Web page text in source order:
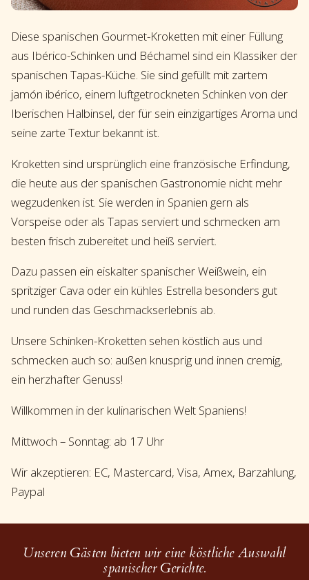
Diese spanischen Gourmet-Kroketten mit einer Füllung
aus Ibérico-Schinken und Béchamel sind ein Klassiker der
spanischen Tapas-Küche. Sie sind gefüllt mit zartem
jamón ibérico, einem luftgetrockneten Schinken von der
Iberischen Halbinsel, der für sein einzigartiges Aroma und
seine zarte Textur bekannt ist.
Kroketten sind ursprünglich eine französische Erfindung,
die heute aus der spanischen Gastronomie nicht mehr
wegzudenken ist. Sie werden in Spanien gern als
Vorspeise oder als Tapas serviert und schmecken am
besten frisch zubereitet und heiß serviert.
Dazu passen ein eiskalter spanischer Weißwein, ein
spritziger Cava oder ein kühles Estrella besonders gut
und runden das Geschmackserlebnis ab.
Unsere Schinken-Kroketten sehen köstlich aus und
schmecken auch so: außen knusprig und innen cremig,
ein herzhafter Genuss!
Willkommen in der kulinarischen Welt Spaniens!
Mittwoch – Sonntag: ab 17 Uhr
Wir akzeptieren: EC, Mastercard, Visa, Amex, Barzahlung,
Paypal
Unseren Gästen bieten wir eine köstliche Auswahl
spanischer Gerichte.